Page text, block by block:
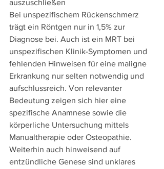
auszuschließen
Bei unspezifischem Rückenschmerz
trägt ein Röntgen nur in 1,5% zur
Diagnose bei. Auch ist ein MRT bei
unspezifischen Klinik-Symptomen und
fehlenden Hinweisen für eine maligne
Erkrankung nur selten notwendig und
aufschlussreich. Von relevanter
Bedeutung zeigen sich hier eine
spezifische Anamnese sowie die
körperliche Untersuchung mittels
Manualtherapie oder Osteopathie.
Weiterhin auch hinweisend auf
entzündliche Genese sind unklares